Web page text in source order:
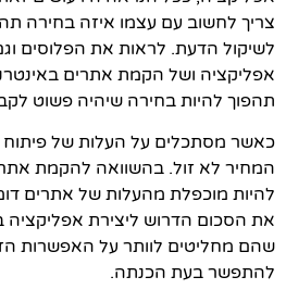
צריך לחשוב עם עצמו איזה בחירה
לשיקול הדעת. לראות את הפלוסים
אפליקציה ושל הקמת אתרים
תהפוך להיות בחירה שיהיה פשוט
כאשר מסתכלים על העלות של פיתוח
המחיר לא זול. בהשוואה להקמת אתר
להיות מוכפלת מהעלות של אתרים
את הסכום הדרוש ליצירת
שהם מחליטים לוותר על האפשרות
להתפשר בעת הכנתה.